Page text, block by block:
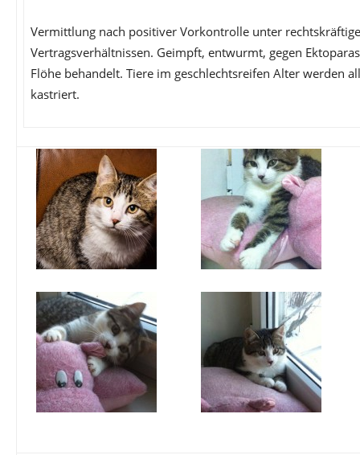
Vermittlung nach positiver Vorkontrolle unter
Vertragsverhältnissen. Geimpft, entwurmt, gegen
Flöhe behandelt. Tiere im geschlechtsreifen Alter werden
kastriert.